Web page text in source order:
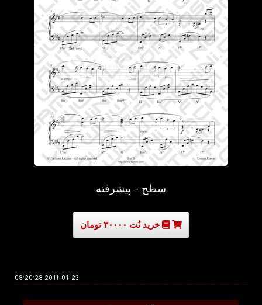
سطح - پیشرفته
خرید نُت ۳۰۰۰۰ تومان
2011-01-23 08:20:28